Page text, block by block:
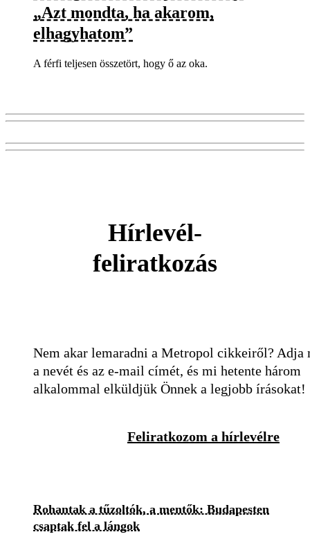
„Azt mondta, ha akarom,
elhagyhatom”
A férfi teljesen összetört, hogy ő az oka.
Hírlevél-
feliratkozás
Nem akar lemaradni a Metropol cikkeiről? Adja
a nevét és az e-mail címét, és mi hetente három
alkalommal elküldjük Önnek a legjobb írásokat!
Feliratkozom a hírlevélre
Rohantak a tűzoltók, a mentők: Budapesten
csaptak fel a lángok